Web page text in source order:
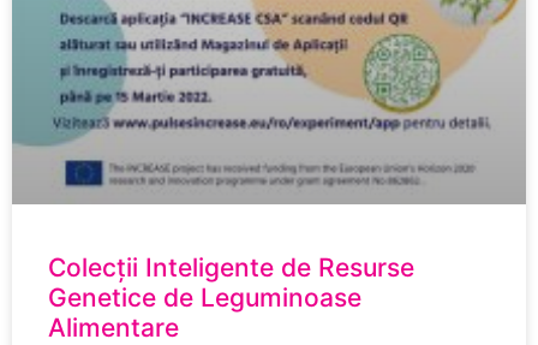
Colecții Inteligente de Resurse
Genetice de Leguminoase
Alimentare